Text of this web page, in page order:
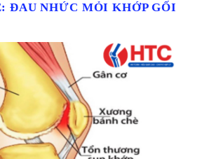
ĐAU NHỨC MỎI KHỚP GỐI